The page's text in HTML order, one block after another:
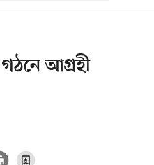
গঠনে আগ্রহী